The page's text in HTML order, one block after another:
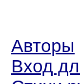
Авторы
Вход